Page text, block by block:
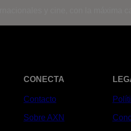
CONECTA
Contacto
Sobre AXN